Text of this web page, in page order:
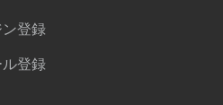
登録
登録